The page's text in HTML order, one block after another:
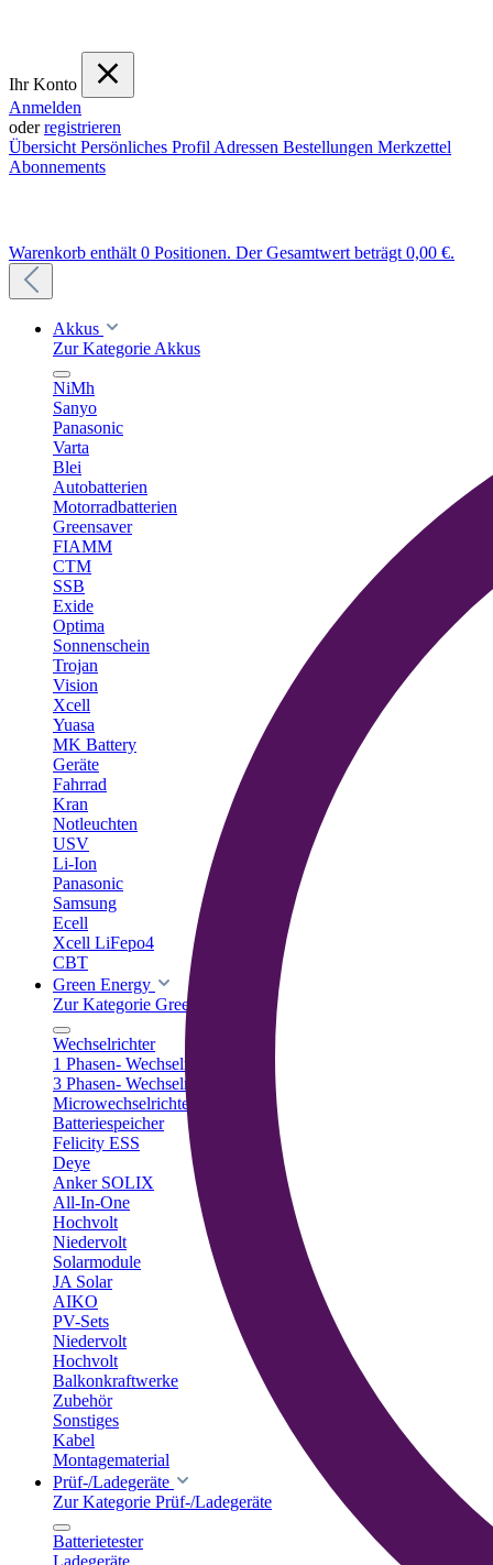
Ihr Konto
Anmelden
oderregistrieren
Übersicht Persönliches Profil Adressen Bestellungen Merkzettel
Abonnements
Warenkorb enthält 0 Positionen. Der Gesamtwert beträgt 0,00 €.
Akkus
Zur Kategorie Akkus
NiMh
Sanyo
Panasonic
Varta
Blei
Autobatterien
Motorradbatterien
Greensaver
FIAMM
CTM
SSB
Exide
Optima
Sonnenschein
Trojan
Vision
Xcell
Yuasa
MK Battery
Geräte
Fahrrad
Kran
Notleuchten
USV
Li-Ion
Panasonic
Samsung
Ecell
Xcell LiFepo4
CBT
Green Energy
Zur Kategorie Green Energy
Wechselrichter
1 Phasen- Wechselrichter
3 Phasen- Wechselrichter
Microwechselrichter
Batteriespeicher
Felicity ESS
Deye
Anker SOLIX
All-In-One
Hochvolt
Niedervolt
Solarmodule
JA Solar
AIKO
PV-Sets
Niedervolt
Hochvolt
Balkonkraftwerke
Zubehör
Sonstiges
Kabel
Montagematerial
Prüf-/Ladegeräte
Zur Kategorie Prüf-/Ladegeräte
Batterietester
Ladegeräte